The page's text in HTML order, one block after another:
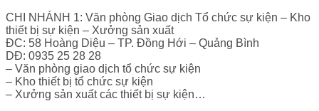
CHI NHÁNH 1: Văn phòng Giao dịch Tổ chức sự kiện – Kho
thiết bị sự kiện – Xưởng sản xuất
ĐC: 58 Hoàng Diệu – TP. Đồng Hới – Quảng Bình
DĐ: 0935 25 28 28
– Văn phòng giao dịch tổ chức sự kiện
– Kho thiết bị tổ chức sự kiện
– Xưởng sản xuất các thiết bị sự kiện…